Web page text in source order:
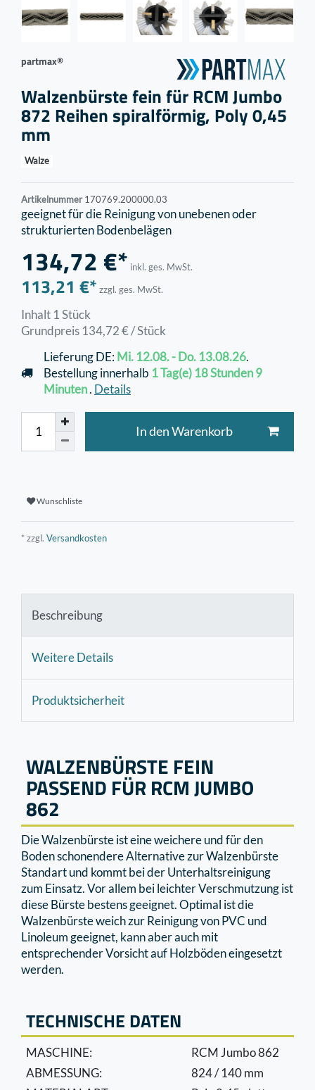
partmax®
Walzenbürste fein für RCM Jumbo
872 Reihen spiralförmig, Poly 0,45
mm
Walze
Artikelnummer170769.200000.03
geeignet für die Reinigung von unebenen oder
strukturierten Bodenbelägen
134,72 €* inkl. ges. MwSt.
113,21 €* zzgl. ges. MwSt.
Inhalt 1Stück
Grundpreis 134,72 € / Stück
Lieferung DE:Mi. 12.08. - Do. 13.08.26.
Bestellung innerhalb 1 Tag(e) 18 Stunden9
Minuten. Details
In den Warenkorb
Wunschliste
* zzgl. Versandkosten
Beschreibung
Weitere Details
Produktsicherheit
WALZENBÜRSTE FEIN
PASSEND FÜR RCM JUMBO
862
Die Walzenbürste ist eine weichere und für den
Boden schonendere Alternative zur Walzenbürste
Standart und kommt bei der Unterhaltsreinigung
zum Einsatz. Vor allem bei leichter Verschmutzung ist
diese Bürste bestens geeignet. Optimal ist die
Walzenbürste weich zur Reinigung von PVC und
Linoleum geeignet, kann aber auch mit
entsprechender Vorsicht auf Holzböden eingesetzt
werden.
TECHNISCHE DATEN
MASCHINE:
RCM Jumbo 862
ABMESSUNG:
824 / 140 mm